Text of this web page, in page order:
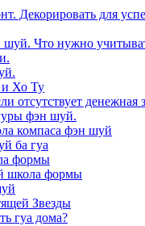
Декорировать для
Что нужно
Хо Ту
отсутствует
фэн шуй.
компаса фэн шуй
ба гуа
формы
школа формы
Звезды
гуа дома?